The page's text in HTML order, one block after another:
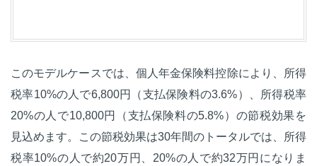
このモデルケースでは、個人年金保険料控除により、所得
税率10%の人で6,800円（支払保険料の3.6%）、所得税率
20%の人で10,800円（支払保険料の5.8%）の節税効果を
見込めます。この節税効果は30年間のトータルでは、所得
税率10%の人で約20万円、20%の人で約32万円になりま